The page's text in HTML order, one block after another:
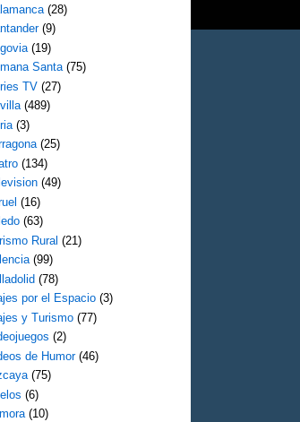
(28)
(9)
(19)
Santa (75)
TV (27)
(489)
(3)
(25)
(134)
(49)
(16)
(63)
Rural (21)
(99)
(78)
por el Espacio (3)
y Turismo (77)
(2)
de Humor (46)
(75)
(6)
(10)